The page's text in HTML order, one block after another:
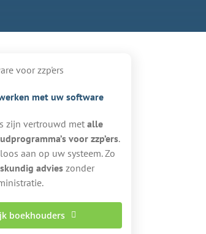
met uw software
zijn vertrouwd met alle
voor zzp’ers.
aan op uw systeem. Zo
advies zonder
boekhouders